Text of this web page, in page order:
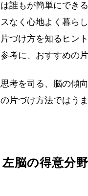
誰もが簡単にでき
なく心地よく暮ら
づけ方を知るヒン
考に、おすすめの
思考を司る、脳の傾
片づけ方法ではう
脳の得意分